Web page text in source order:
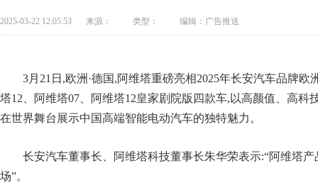
2025-03-22 12:05:53 来源： 类型： 编辑：广告推送
3月21日,欧洲·德国,阿维塔重磅亮相2025年长安汽车品牌欧
塔12、阿维塔07、阿维塔12皇家剧院版四款车,以高颜值、高科
在世界舞台展示中国高端智能电动汽车的独特魅力。
长安汽车董事长、阿维塔科技董事长朱华荣表示:“阿维塔
场”。